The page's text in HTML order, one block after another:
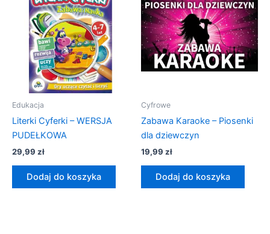
Edukacja
Literki Cyferki – WERSJA
PUDEŁKOWA
29,99 zł
Dodaj do koszyka
Cyfrowe
Zabawa Karaoke – Piosenki
dla dziewczyn
19,99 zł
Dodaj do koszyka